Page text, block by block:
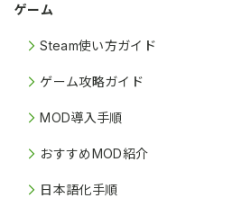
ゲーム
Steam使い方ガイド
ゲーム攻略ガイド
MOD導入手順
おすすめMOD紹介
日本語化手順